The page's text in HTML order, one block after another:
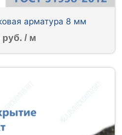
арматура 8 мм
руб. / м